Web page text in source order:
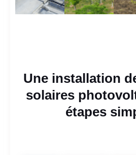
Une installation
solaires
étapes